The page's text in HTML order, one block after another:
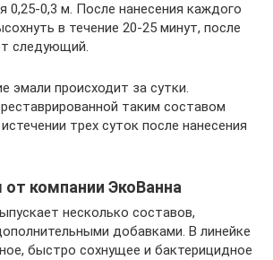
0,25-0,3 м. После нанесения каждого
в течение 20-25 минут, после
следующий.
эмали происходит за сутки.
таким составом
трех суток после нанесения
компании ЭкоВанна
несколько составов,
добавками. В линейке
быстро сохнущее и бактерицидное